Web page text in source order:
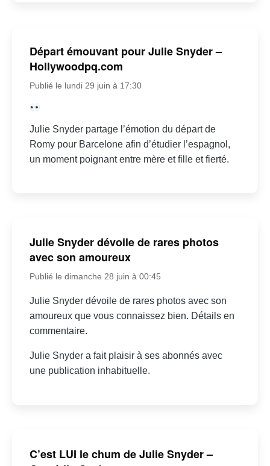
Départ émouvant pour Julie Snyder –
Hollywoodpq.com
Publié le lundi 29 juin à 17:30
Julie Snyder partage l’émotion du départ de
Romy pour Barcelone afin d’étudier l’espagnol,
un moment poignant entre mère et fille et fierté.
Julie Snyder dévoile de rares photos
avec son amoureux
Publié le dimanche 28 juin à 00:45
Julie Snyder dévoile de rares photos avec son
amoureux que vous connaissez bien. Détails en
commentaire.
Julie Snyder a fait plaisir à ses abonnés avec
une publication inhabituelle.
C’est LUI le chum de Julie Snyder –